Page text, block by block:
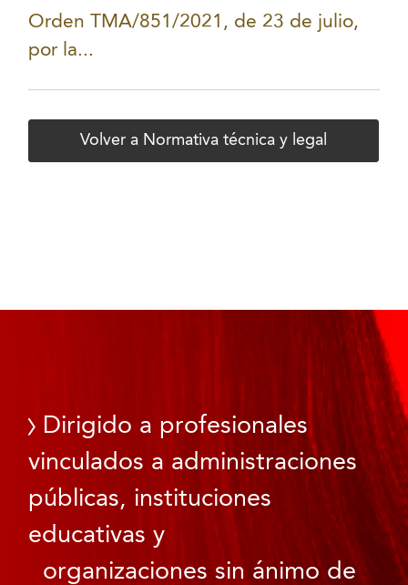
Orden TMA/851/2021, de 23 de julio,
por la...
Volver a Normativa técnica y legal
Dirigido a profesionales
vinculados a administraciones
públicas, instituciones
educativas y
organizaciones sin ánimo de